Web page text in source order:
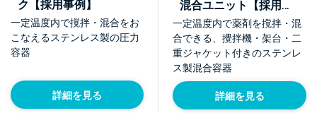
ク【採用事例】
一定温度内で撹拌・混合をお
こなえるステンレス製の圧力
容器
詳細を見る
混合ユニット【採用事
例】
一定温度内で薬剤を撹拌・混
合できる、攪拌機・架台・二
重ジャケット付きのステンレ
ス製混合容器
詳細を見る